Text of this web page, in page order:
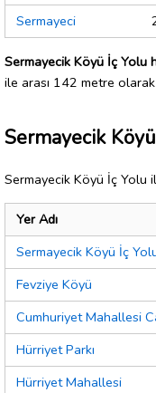
Sermayeci
Sermayecik Köyü İç Yolu
ile arası 142 metre olarak
Sermayecik
Sermayecik Köyü İç Yolu
Yer Adı
Sermayecik Köyü İç
Fevziye Köyü
Cumhuriyet Mahallesi
Hürriyet Parkı
Hürriyet Mahallesi